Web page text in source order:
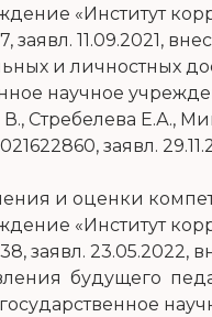
«Институт
11.09.2021,
и личностных
научное
Стребелева Е.А.,
заявл.
и оценки
«Институт
заявл. 23.05.2022,
будущего